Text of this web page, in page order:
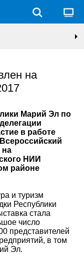
на
Марий Эл по
в работе
на
НИИ
районе
и туризм
Республики
стала
число
представителей
в том
Эл.